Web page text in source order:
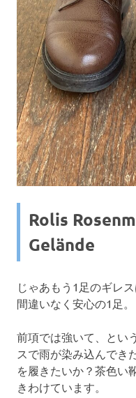
Rolis
Gelände
じゃあもう1足のギレ
間違いなく安心の1足。
前項では強いて、とい
スで雨が染み込んでき
を履きたいか？茶色い
きわけています。